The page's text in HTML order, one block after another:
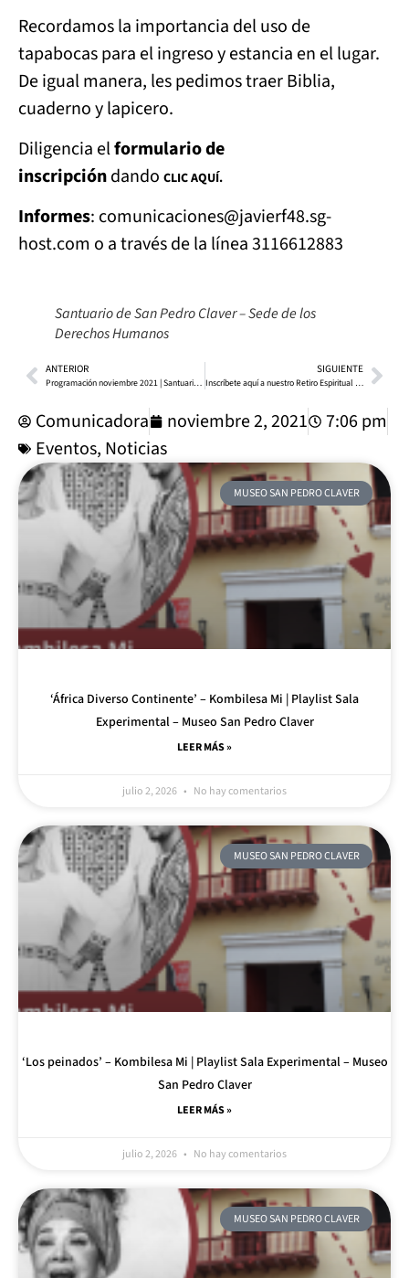
Recordamos la importancia del uso de
tapabocas para el ingreso y estancia en el lugar.
De igual manera, les pedimos traer Biblia,
cuaderno y lapicero.
Diligencia elformulario de
inscripcióndando CLIC AQUÍ.
Informes: comunicaciones@javierf48.sg-
host.com o a través de la línea 3116612883
Santuario de San Pedro Claver – Sede de los
Derechos Humanos
ANTERIOR
Programación noviembre 2021 | Santuario de San Pedro Claver
SIGUIENTE
Inscríbete aquí a nuestro Retiro Espiritual Ignaciano Online ‘Cristo joven’
Comunicadora noviembre 2, 2021
7:06 pm
Eventos, Noticias
MUSEO SAN PEDRO CLAVER
‘África Diverso Continente’ – Kombilesa Mi | Playlist Sala
Experimental – Museo San Pedro Claver
LEER MÁS »
julio 2, 2026 No hay comentarios
MUSEO SAN PEDRO CLAVER
‘Los peinados’ – Kombilesa Mi | Playlist Sala Experimental – Museo
San Pedro Claver
LEER MÁS »
julio 2, 2026 No hay comentarios
MUSEO SAN PEDRO CLAVER